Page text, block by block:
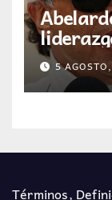
Centro
victoria
5
Términos,